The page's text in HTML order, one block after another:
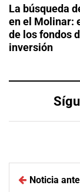
La búsqueda
en el Molinar:
de los fondos
inversión
Noticia